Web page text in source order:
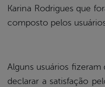
Karina Rodrigues que
composto pelos
Alguns usuários
declarar a satisfação